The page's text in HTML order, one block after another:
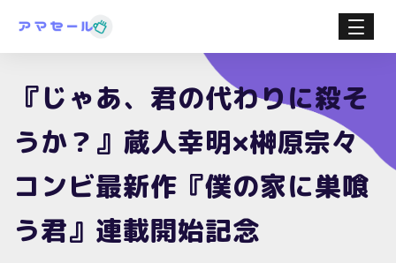
『じゃあ、君の代わりに殺そ
うか？』蔵人幸明×榊原宗々
コンビ最新作『僕の家に巣喰
う君』連載開始記念